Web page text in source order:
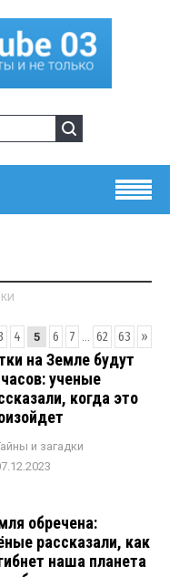
4 5 6 7 62 63 »
на Земле будут
ученые
когда это
и загадки
обречена:
рассказали, как
наша планета